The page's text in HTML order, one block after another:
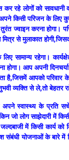
रहे लोगों को सावधानी
किसी परिजन के लिए
करना होगा।
से मुलाकात
सामान्य रहेगा।
होगा। आप अपनी
आपको परिवार
व्यक्ति से ले,तो बेहतर
स्वास्थ्य के प्रति सचेत
लोग साझेदारी में किसी
में किसी कार्य
योजनाओं के बारे में